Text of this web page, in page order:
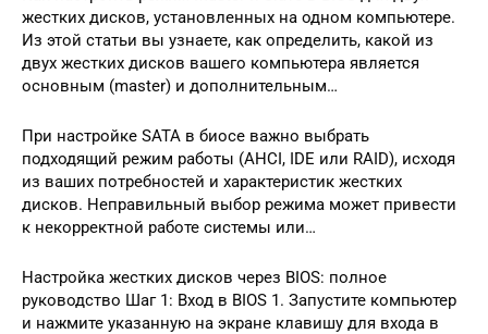
жестких дисков, установленных на одном компьютере.
Из этой статьи вы узнаете, как определить, какой из
двух жестких дисков вашего компьютера является
основным (master) и дополнительным…
При настройке SATA в биосе важно выбрать
подходящий режим работы (AHCI, IDE или RAID), исходя
из ваших потребностей и характеристик жестких
дисков. Неправильный выбор режима может привести
к некорректной работе системы или…
Настройка жестких дисков через BIOS: полное
руководство Шаг 1: Вход в BIOS 1. Запустите компьютер
и нажмите указанную на экране клавишу для входа в